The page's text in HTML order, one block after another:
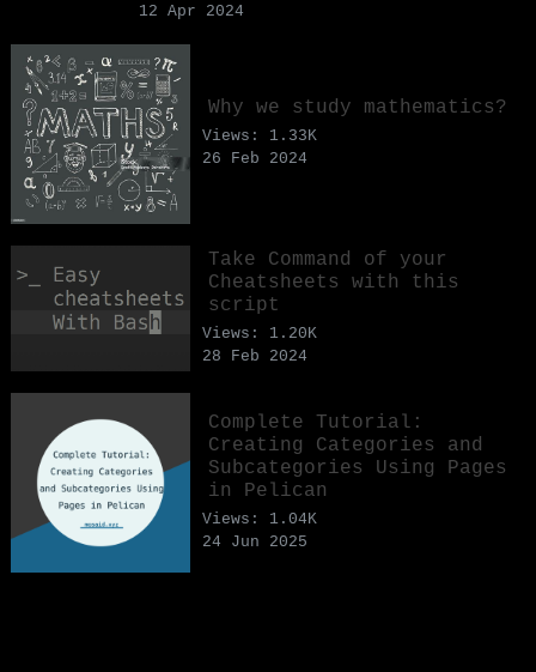
12 Apr 2024
Why we study mathematics?
Views: 1.33K
26 Feb 2024
Take Command of your
Cheatsheets with this
script
Views: 1.20K
28 Feb 2024
Complete Tutorial:
Creating Categories and
Subcategories Using Pages
in Pelican
Views: 1.04K
24 Jun 2025